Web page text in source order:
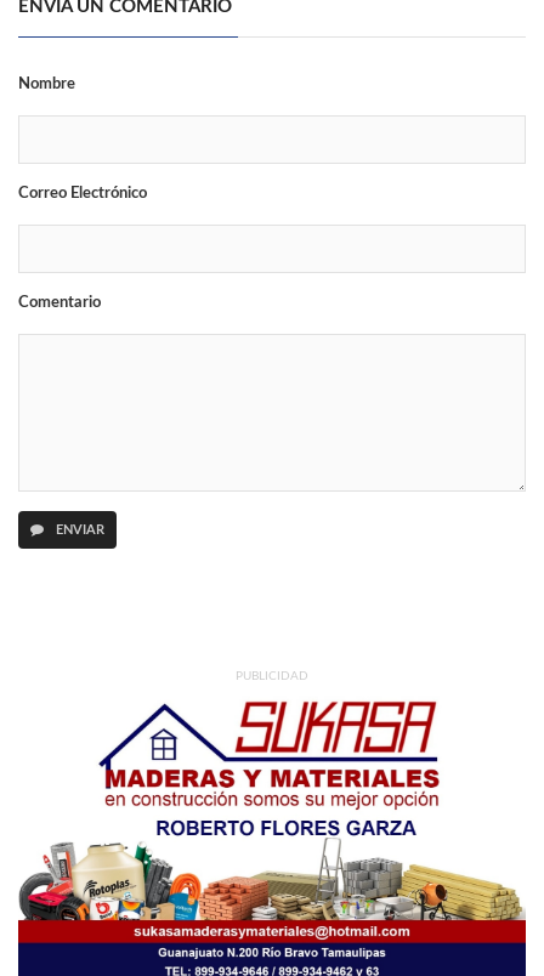
ENVÍA UN COMENTARIO
Nombre
Correo Electrónico
Comentario
ENVIAR
PUBLICIDAD